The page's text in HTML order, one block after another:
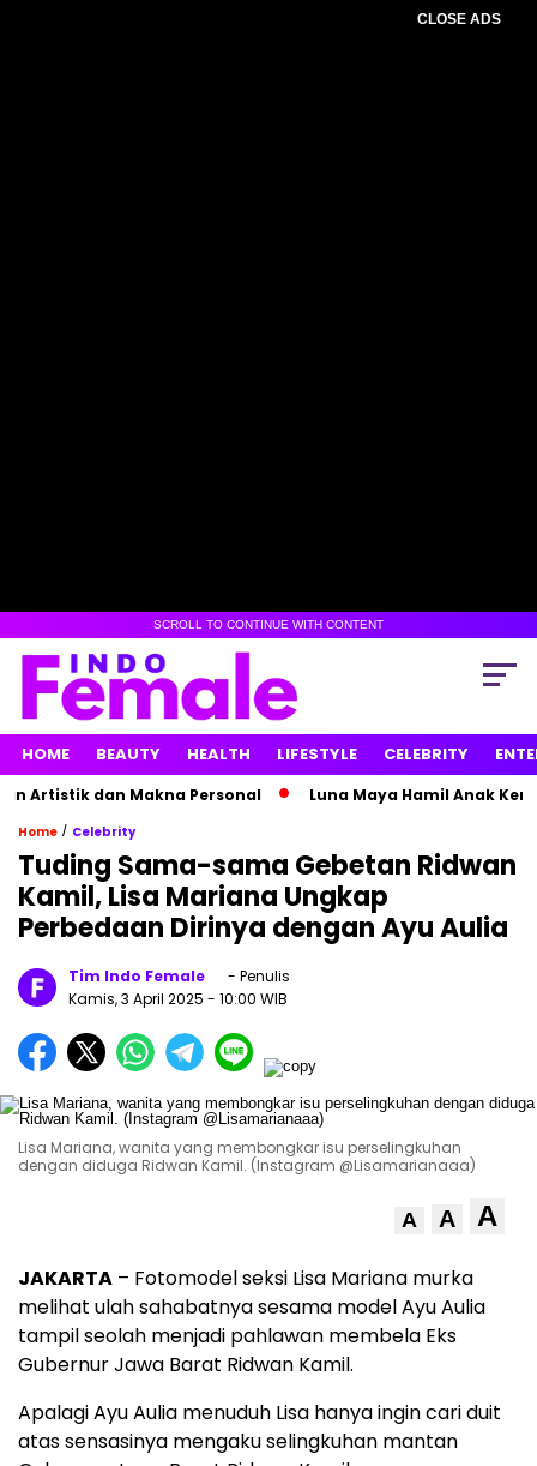
CLOSE ADS
SCROLL TO CONTINUE WITH CONTENT
HOME BEAUTY HEALTH LIFESTYLE CELEBRITY
dan Makna Personal Luna Maya Hamil Anak
Home / Celebrity
Tuding Sama-sama Gebetan Ridwan
Kamil, Lisa Mariana Ungkap
Perbedaan Dirinya dengan Ayu Aulia
Tim Indo Female
- Penulis
Kamis, 3 April 2025 - 10:00 WIB
Lisa Mariana, wanita yang membongkar isu perselingkuhan
dengan diduga Ridwan Kamil. (Instagram @Lisamarianaaa)
A A A
JAKARTA – Fotomodel seksi Lisa Mariana murka
melihat ulah sahabatnya sesama model Ayu Aulia
tampil seolah menjadi pahlawan membela Eks
Gubernur Jawa Barat Ridwan Kamil.
Apalagi Ayu Aulia menuduh Lisa hanya ingin cari duit
atas sensasinya mengaku selingkuhan mantan